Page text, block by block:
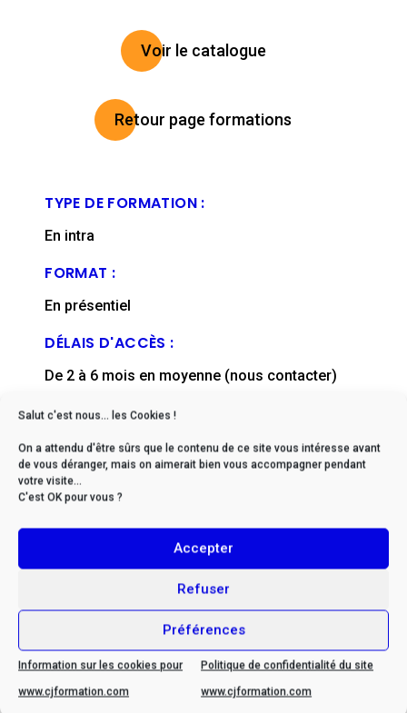
Salut c'est nous... les Cookies !
On a attendu d'être sûrs que le contenu de ce site vous intéresse avant
de vous déranger, mais on aimerait bien vous accompagner pendant
votre visite...
C'est OK pour vous ?
Accepter
Refuser
Préférences
Information sur les cookies pour
www.cjformation.com
Politique de confidentialité du site
www.cjformation.com
Voir le catalogue
Retour page formations
TYPE DE FORMATION :
En intra
FORMAT :
En présentiel
DÉLAIS D'ACCÈS :
De 2 à 6 mois en moyenne (nous contacter)
FICHE MISE À JOUR EN :
mai, 2024
* Si vous êtes en situation
de handicap, veuillez nous
ensemble les possibilités
d’adaptation